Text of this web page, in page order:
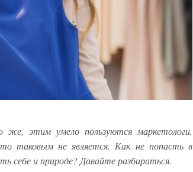
этим умело пользуются маркетологи,
таковым не является. Как не попасть в
себе и природе? Давайте разбираться.